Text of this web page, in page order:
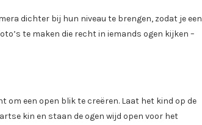
dichter bij hun niveau te brengen, zodat je een
te maken die recht in iemands ogen kijken –
een open blik te creëren. Laat het kind op de
kin en staan de ogen wijd open voor het